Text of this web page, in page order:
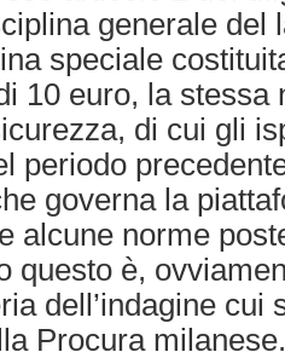
generale del
speciale
10 euro, la stessa
di cui gli
periodo
governa la
alcune norme
questo è,
dell’indagine cui
Procura milanese.